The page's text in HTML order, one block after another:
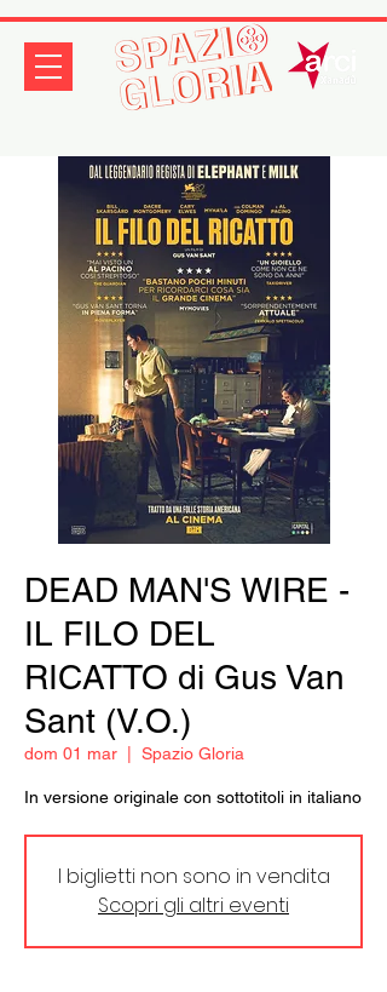
DEAD MAN'S WIRE -
IL FILO DEL
RICATTO di Gus Van
Sant (V.O.)
dom 01 mar Spazio Gloria
In versione originale con sottotitoli in italiano
I biglietti non sono in vendita
Scopri gli altri eventi